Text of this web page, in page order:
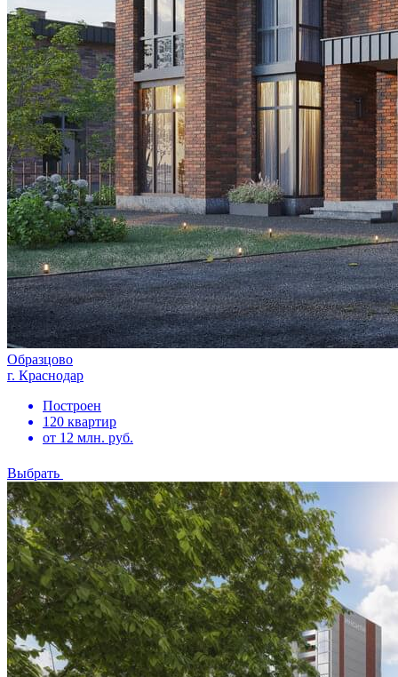
Образцово
г. Краснодар
Построен
120 квартир
от 12 млн. руб.
Выбрать